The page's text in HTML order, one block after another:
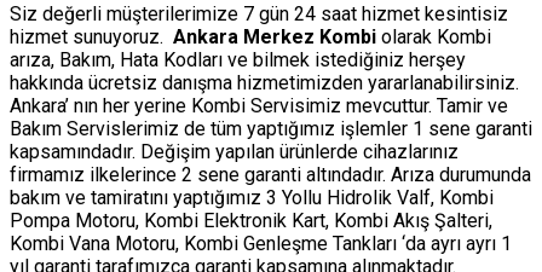
Siz değerli müşterilerimize 7 gün 24 saat hizmet kesintisiz
hizmet sunuyoruz. Ankara Merkez Kombi olarak Kombi
arıza, Bakım, Hata Kodları ve bilmek istediğiniz herşey
hakkında ücretsiz danışma hizmetimizden yararlanabilirsiniz.
Ankara’ nın her yerine Kombi Servisimiz mevcuttur. Tamir ve
Bakım Servislerimiz de tüm yaptığımız işlemler 1 sene garanti
kapsamındadır. Değişim yapılan ürünlerde cihazlarınız
firmamız ilkelerince 2 sene garanti altındadır. Arıza durumunda
bakım ve tamiratını yaptığımız 3 Yollu Hidrolik Valf, Kombi
Pompa Motoru, Kombi Elektronik Kart, Kombi Akış Şalteri,
Kombi Vana Motoru, Kombi Genleşme Tankları ‘da ayrı ayrı 1
yıl garanti tarafımızca garanti kapsamına alınmaktadır.